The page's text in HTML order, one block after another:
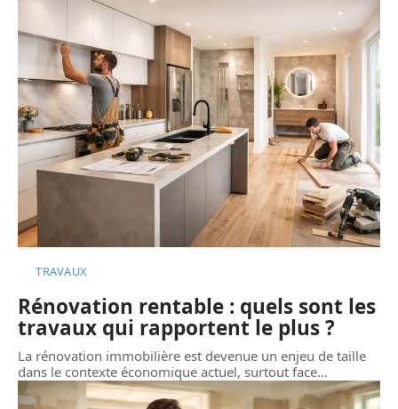
TRAVAUX
Rénovation rentable : quels sont les
travaux qui rapportent le plus ?
La rénovation immobilière est devenue un enjeu de taille
dans le contexte économique actuel, surtout face…